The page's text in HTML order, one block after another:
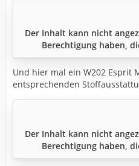
Der Inhalt kann nicht
Berechtigung haben,
Und hier mal ein W202 Esprit
entsprechenden
Der Inhalt kann nicht
Berechtigung haben,